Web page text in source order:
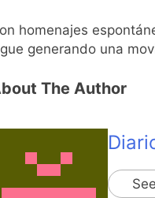
homenajes
generando una
The Author